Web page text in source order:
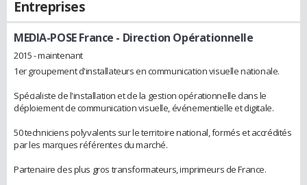
Entreprises
MEDIA-POSE France - Direction Opérationnelle
2015 - maintenant
1er groupement d'installateurs en communication visuelle nationale.
Spécialiste de l'installation et de la gestion opérationnelle dans le
déploiement de communication visuelle, événementielle et digitale.
50 techniciens polyvalents sur le territoire national, formés et accrédités
par les marques référentes du marché.
Partenaire des plus gros transformateurs, imprimeurs de France.